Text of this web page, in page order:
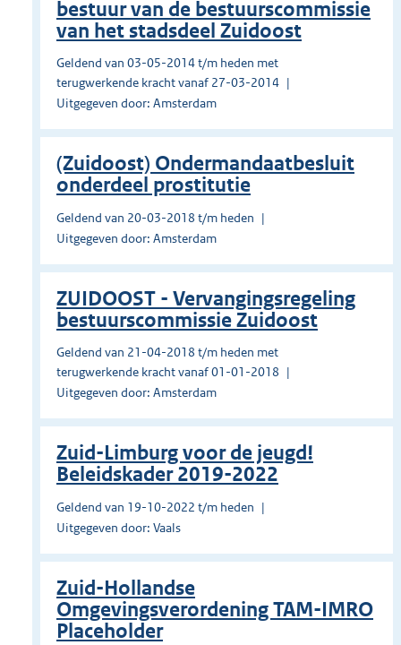
bestuur van de bestuurscommissie
van het stadsdeel Zuidoost
Geldend van 03-05-2014 t/m heden met
terugwerkende kracht vanaf 27-03-2014
Uitgegeven door: Amsterdam
(Zuidoost) Ondermandaatbesluit
onderdeel prostitutie
Geldend van 20-03-2018 t/m heden
Uitgegeven door: Amsterdam
ZUIDOOST - Vervangingsregeling
bestuurscommissie Zuidoost
Geldend van 21-04-2018 t/m heden met
terugwerkende kracht vanaf 01-01-2018
Uitgegeven door: Amsterdam
Zuid-Limburg voor de jeugd!
Beleidskader 2019-2022
Geldend van 19-10-2022 t/m heden
Uitgegeven door: Vaals
Zuid-Hollandse
Omgevingsverordening TAM-IMRO
Placeholder